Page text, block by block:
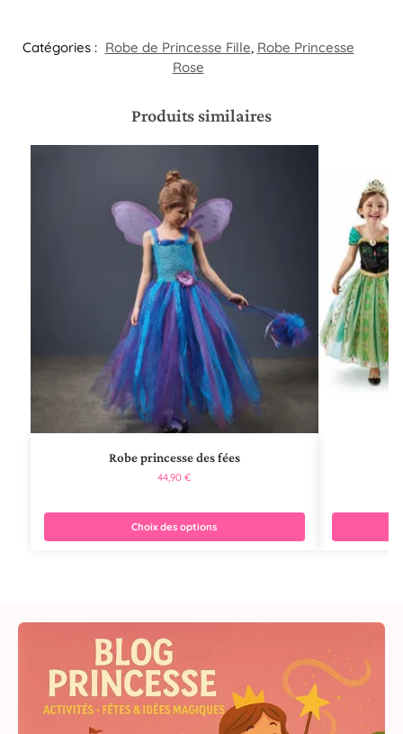
Catégories : Robe de Princesse Fille, Robe Princesse
Rose
Produits similaires
Robe princesse des fées
44,90€
Choix des options